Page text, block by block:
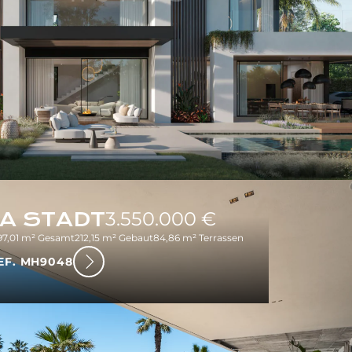
STADT3.550.000 €
m² Gesamt212,15 m² Gebaut84,86 m² Terrassen
MH9048